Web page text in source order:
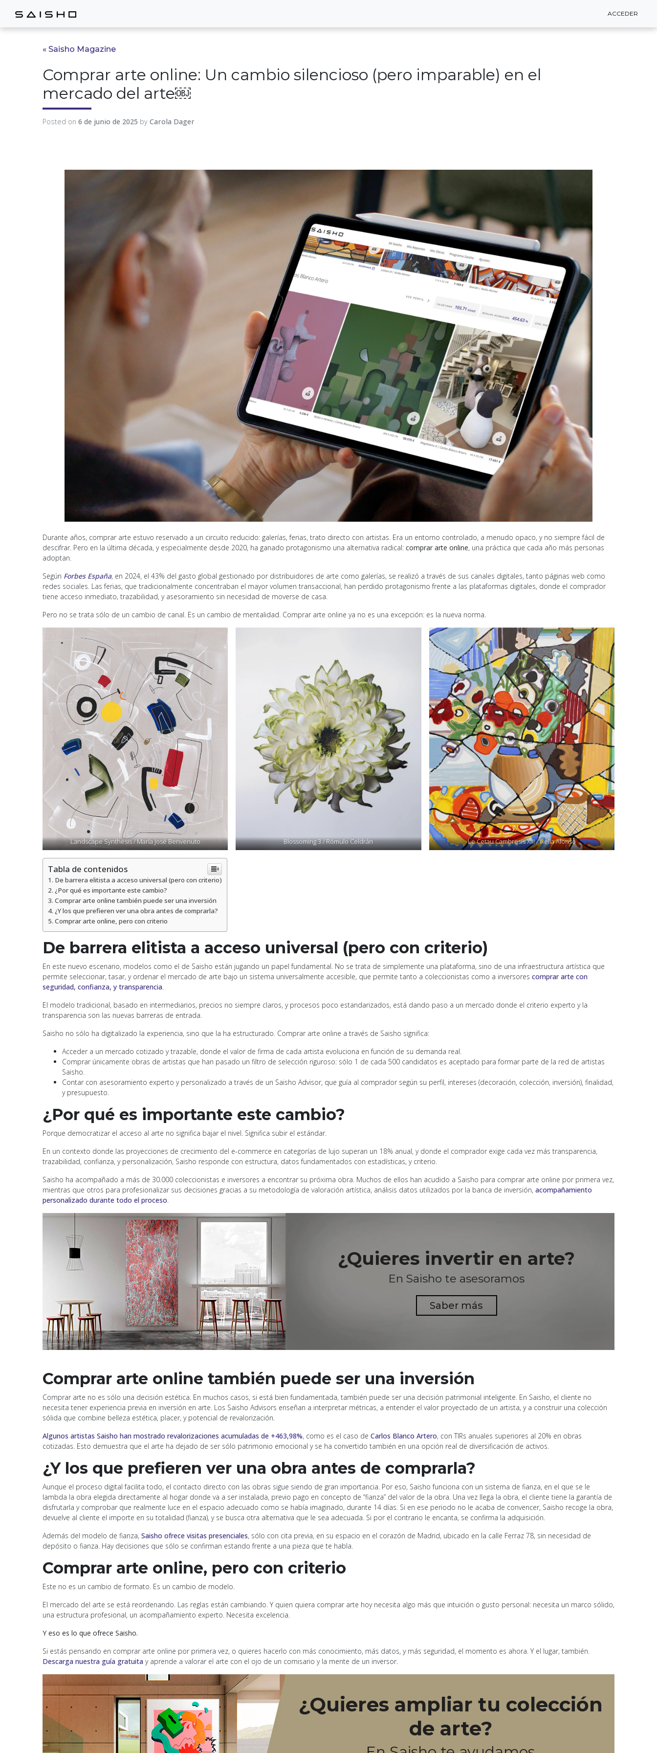
ACCEDER
ACCEDER
« Saisho Magazine
Comprar arte online: Un cambio silencioso (pero imparable) en el
mercado del arte￼
Posted on 6 de junio de 2025 by Carola Dager
Durante años, comprar arte estuvo reservado a un circuito reducido: galerías, ferias, trato directo con artistas. Era un entorno controlado, a menudo opaco, y no siempre fácil de
descifrar. Pero en la última década, y especialmente desde 2020, ha ganado protagonismo una alternativa radical: comprar arte online, una práctica que cada año más personas
adoptan.
Según Forbes España, en 2024, el 43% del gasto global gestionado por distribuidores de arte como galerías, se realizó a través de sus canales digitales, tanto páginas web como
redes sociales. Las ferias, que tradicionalmente concentraban el mayor volumen transaccional, han perdido protagonismo frente a las plataformas digitales, donde el comprador
tiene acceso inmediato, trazabilidad, y asesoramiento sin necesidad de moverse de casa.
Pero no se trata sólo de un cambio de canal. Es un cambio de mentalidad. Comprar arte online ya no es una excepción: es la nueva norma.
Landscape Synthesis / María José Benvenuto Blossoming 3 / Rómulo Celdrán Le Cetau Cambresis XIII / Ikella Alonso
Tabla de contenidos
De barrera elitista a acceso universal (pero con criterio)
¿Por qué es importante este cambio?
Comprar arte online también puede ser una inversión
¿Y los que prefieren ver una obra antes de comprarla?
Comprar arte online, pero con criterio
De barrera elitista a acceso universal (pero con criterio)
En este nuevo escenario, modelos como el de Saisho están jugando un papel fundamental. No se trata de simplemente una plataforma, sino de una infraestructura artística que
permite seleccionar, tasar, y ordenar el mercado de arte bajo un sistema universalmente accesible, que permite tanto a coleccionistas como a inversores comprar arte con
seguridad, confianza, y transparencia.
El modelo tradicional, basado en intermediarios, precios no siempre claros, y procesos poco estandarizados, está dando paso a un mercado donde el criterio experto y la
transparencia son las nuevas barreras de entrada.
Saisho no sólo ha digitalizado la experiencia, sino que la ha estructurado. Comprar arte online a través de Saisho significa:
Acceder a un mercado cotizado y trazable, donde el valor de firma de cada artista evoluciona en función de su demanda real.
Comprar únicamente obras de artistas que han pasado un filtro de selección riguroso: sólo 1 de cada 500 candidatos es aceptado para formar parte de la red de artistas
Saisho.
Contar con asesoramiento experto y personalizado a través de un Saisho Advisor, que guía al comprador según su perfil, intereses (decoración, colección, inversión), finalidad,
y presupuesto.
¿Por qué es importante este cambio?
Porque democratizar el acceso al arte no significa bajar el nivel. Significa subir el estándar.
En un contexto donde las proyecciones de crecimiento del e-commerce en categorías de lujo superan un 18% anual, y donde el comprador exige cada vez más transparencia,
trazabilidad, confianza, y personalización, Saisho responde con estructura, datos fundamentados con estadísticas, y criterio.
Saisho ha acompañado a más de 30.000 coleccionistas e inversores a encontrar su próxima obra. Muchos de ellos han acudido a Saisho para comprar arte online por primera vez,
mientras que otros para profesionalizar sus decisiones gracias a su metodología de valoración artística, análisis datos utilizados por la banca de inversión, acompañamiento
personalizado durante todo el proceso.
¿Quieres invertir en arte?
En Saisho te asesoramos
Saber más
Comprar arte online también puede ser una inversión
Comprar arte no es sólo una decisión estética. En muchos casos, si está bien fundamentada, también puede ser una decisión patrimonial inteligente. En Saisho, el cliente no
necesita tener experiencia previa en inversión en arte. Los Saisho Advisors enseñan a interpretar métricas, a entender el valor proyectado de un artista, y a construir una colección
sólida que combine belleza estética, placer, y potencial de revalorización.
Algunos artistas Saisho han mostrado revalorizaciones acumuladas de +463,98%, como es el caso de Carlos Blanco Artero, con TIRs anuales superiores al 20% en obras
cotizadas. Esto demuestra que el arte ha dejado de ser sólo patrimonio emocional y se ha convertido también en una opción real de diversificación de activos.
¿Y los que prefieren ver una obra antes de comprarla?
Aunque el proceso digital facilita todo, el contacto directo con las obras sigue siendo de gran importancia. Por eso, Saisho funciona con un sistema de fianza, en el que se le
lambda la obra elegida directamente al hogar donde va a ser instalada, previo pago en concepto de “fianza” del valor de la obra. Una vez llega la obra, el cliente tiene la garantía de
disfrutarla y comprobar que realmente luce en el espacio adecuado como se había imaginado, durante 14 días. Si en ese periodo no le acaba de convencer, Saisho recoge la obra,
devuelve al cliente el importe en su totalidad (fianza), y se busca otra alternativa que le sea adecuada. Si por el contrario le encanta, se confirma la adquisición.
Además del modelo de fianza, Saisho ofrece visitas presenciales, sólo con cita previa, en su espacio en el corazón de Madrid, ubicado en la calle Ferraz 78, sin necesidad de
depósito o fianza. Hay decisiones que sólo se confirman estando frente a una pieza que te habla.
Comprar arte online, pero con criterio
Este no es un cambio de formato. Es un cambio de modelo.
El mercado del arte se está reordenando. Las reglas están cambiando. Y quien quiera comprar arte hoy necesita algo más que intuición o gusto personal: necesita un marco sólido,
una estructura profesional, un acompañamiento experto. Necesita excelencia.
Y eso es lo que ofrece Saisho.
Si estás pensando en comprar arte online por primera vez, o quieres hacerlo con más conocimiento, más datos, y más seguridad, el momento es ahora. Y el lugar, también.
Descarga nuestra guía gratuita y aprende a valorar el arte con el ojo de un comisario y la mente de un inversor.
¿Quieres ampliar tu colección
de arte?